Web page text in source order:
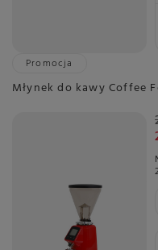
Promocja
Młynek do kawy Coffee